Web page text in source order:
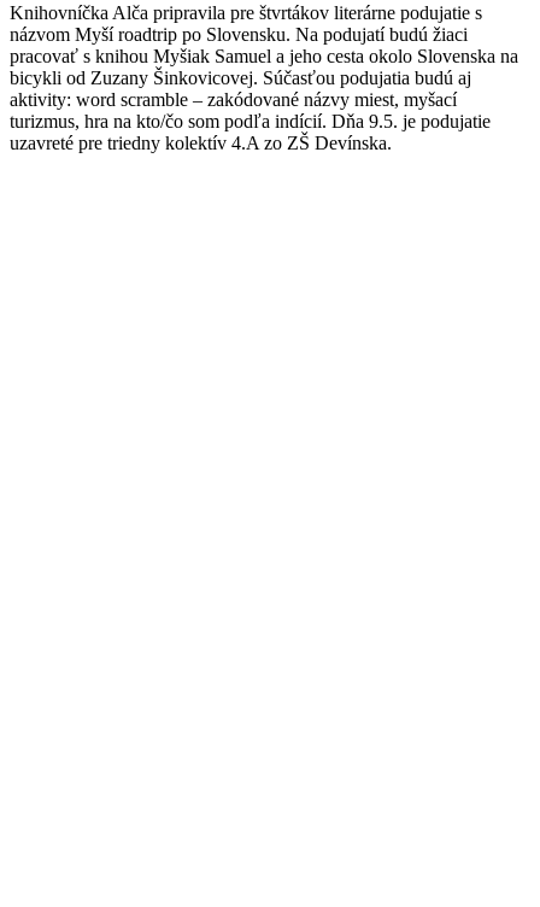
Knihovníčka Alča pripravila pre štvrtákov literárne podujatie s
názvom Myší roadtrip po Slovensku. Na podujatí budú žiaci
pracovať s knihou Myšiak Samuel a jeho cesta okolo Slovenska na
bicykli od Zuzany Šinkovicovej. Súčasťou podujatia budú aj
aktivity: word scramble – zakódované názvy miest, myšací
turizmus, hra na kto/čo som podľa indícií. Dňa 9.5. je podujatie
uzavreté pre triedny kolektív 4.A zo ZŠ Devínska.